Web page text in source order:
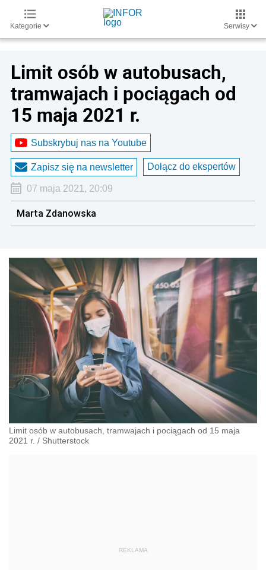
Kategorie Serwisy
Limit osób w autobusach,
tramwajach i pociągach od
15 maja 2021 r.
Subskrybuj nas na Youtube
Zapisz się na newsletter Dołącz do ekspertów
07 maja 2021, 20:09
Marta Zdanowska
Limit osób w autobusach, tramwajach i pociągach od 15 maja
2021 r. / Shutterstock